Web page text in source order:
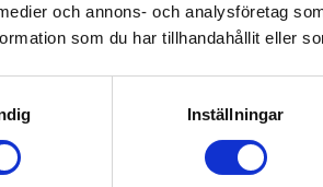
och annons- och analysföretag
som du har tillhandahållit eller
Inställningar
JUSTERBART
Justerbart lås för trailer och container | Finns
tillgänglig i tre olika storlekar